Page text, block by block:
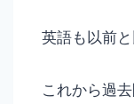
英語も以前
これから過